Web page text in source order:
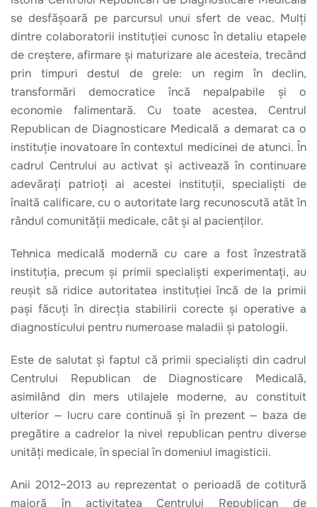
se desfășoară pe parcursul unui sfert de veac. Mulți
dintre colaboratorii instituției cunosc în detaliu etapele
de creștere, afirmare și maturizare ale acesteia, trecând
prin timpuri destul de grele: un regim în declin,
transformări democratice încă nepalpabile și o
economie falimentară. Cu toate acestea, Centrul
Republican de Diagnosticare Medicală a demarat ca o
instituție inovatoare în contextul medicinei de atunci. În
cadrul Centrului au activat și activează în continuare
adevărați patrioți ai acestei instituții, specialiști de
înaltă calificare, cu o autoritate larg recunoscută atât în
rândul comunității medicale, cât și al pacienților.
Tehnica medicală modernă cu care a fost înzestrată
instituția, precum și primii specialiști experimentați, au
reușit să ridice autoritatea instituției încă de la primii
pași făcuți în direcția stabilirii corecte și operative a
diagnosticului pentru numeroase maladii și patologii.
Este de salutat și faptul că primii specialiști din cadrul
Centrului Republican de Diagnosticare Medicală,
asimilând din mers utilajele moderne, au constituit
ulterior — lucru care continuă și în prezent — baza de
pregătire a cadrelor la nivel republican pentru diverse
unități medicale, în special în domeniul imagisticii.
Anii 2012–2013 au reprezentat o perioadă de cotitură
majoră în activitatea Centrului Republican de